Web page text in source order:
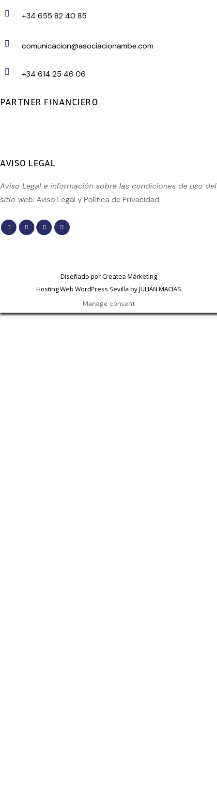
+34 655 82 40 85
comunicacion@asociacionambe.com
+34 614 25 46 06
PARTNER FINANCIERO
AVISO LEGAL
Aviso Legal e información sobre las condiciones de uso del
sitio web:Aviso Legal yPolítica de Privacidad
Diseñado porCreatea Márketing
Hosting Web WordPress Sevilla by JULIÁN MACÍAS
Manage consent